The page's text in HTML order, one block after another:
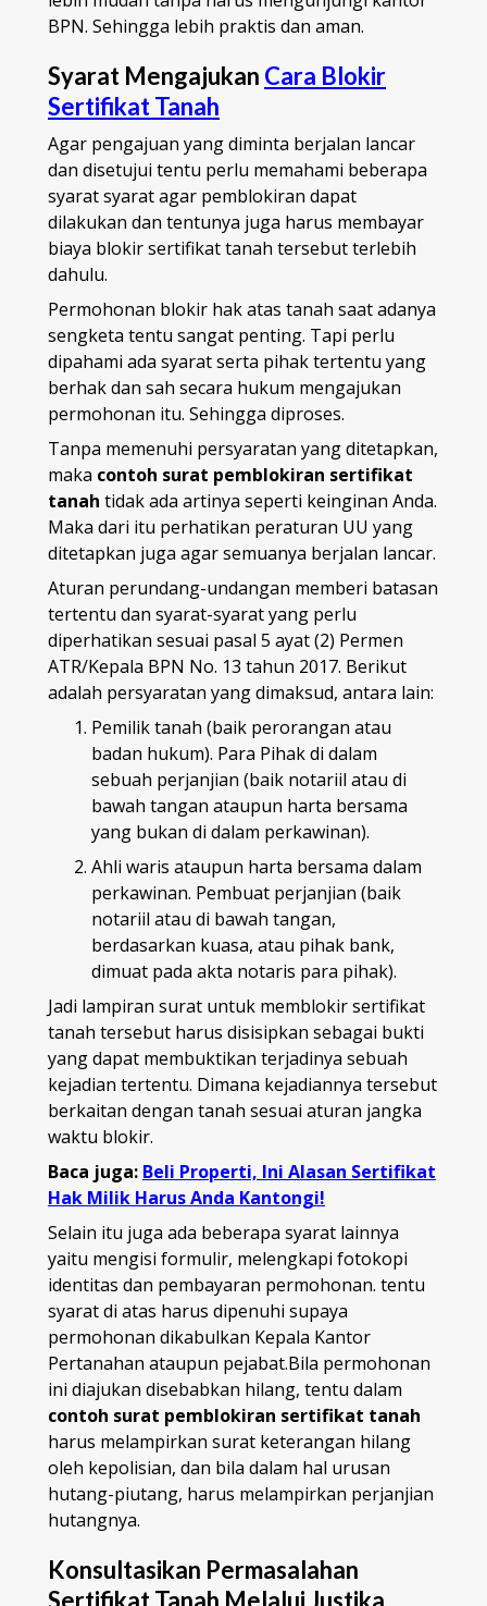
BPN. Sehingga lebih praktis dan aman.
Syarat Mengajukan Cara Blokir
Sertifikat Tanah
Agar pengajuan yang diminta berjalan lancar
dan disetujui tentu perlu memahami beberapa
syarat syarat agar pemblokiran dapat
dilakukan dan tentunya juga harus membayar
biaya blokir sertifikat tanah tersebut terlebih
dahulu.
Permohonan blokir hak atas tanah saat adanya
sengketa tentu sangat penting. Tapi perlu
dipahami ada syarat serta pihak tertentu yang
berhak dan sah secara hukum mengajukan
permohonan itu. Sehingga diproses.
Tanpa memenuhi persyaratan yang ditetapkan,
maka contoh surat pemblokiran sertifikat
tanah tidak ada artinya seperti keinginan Anda.
Maka dari itu perhatikan peraturan UU yang
ditetapkan juga agar semuanya berjalan lancar.
Aturan perundang-undangan memberi batasan
tertentu dan syarat-syarat yang perlu
diperhatikan sesuai pasal 5 ayat (2) Permen
ATR/Kepala BPN No. 13 tahun 2017. Berikut
adalah persyaratan yang dimaksud, antara lain:
Pemilik tanah (baik perorangan atau
badan hukum). Para Pihak di dalam
sebuah perjanjian (baik notariil atau di
bawah tangan ataupun harta bersama
yang bukan di dalam perkawinan).
Ahli waris ataupun harta bersama dalam
perkawinan. Pembuat perjanjian (baik
notariil atau di bawah tangan,
berdasarkan kuasa, atau pihak bank,
dimuat pada akta notaris para pihak).
Jadi lampiran surat untuk memblokir sertifikat
tanah tersebut harus disisipkan sebagai bukti
yang dapat membuktikan terjadinya sebuah
kejadian tertentu. Dimana kejadiannya tersebut
berkaitan dengan tanah sesuai aturan jangka
waktu blokir.
Baca juga: Beli Properti, Ini Alasan Sertifikat
Hak Milik Harus Anda Kantongi!
Selain itu juga ada beberapa syarat lainnya
yaitu mengisi formulir, melengkapi fotokopi
identitas dan pembayaran permohonan. tentu
syarat di atas harus dipenuhi supaya
permohonan dikabulkan Kepala Kantor
Pertanahan ataupun pejabat.Bila permohonan
ini diajukan disebabkan hilang, tentu dalam
contoh surat pemblokiran sertifikat tanah
harus melampirkan surat keterangan hilang
oleh kepolisian, dan bila dalam hal urusan
hutang-piutang, harus melampirkan perjanjian
hutangnya.
Konsultasikan Permasalahan
Sertifikat Tanah Melalui Justika